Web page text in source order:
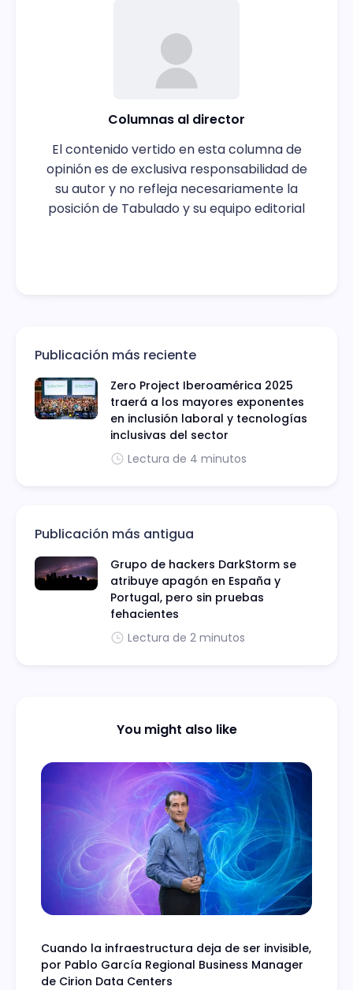
Columnas al director
El contenido vertido en esta columna de
opinión es de exclusiva responsabilidad de
su autor y no refleja necesariamente la
posición de Tabulado y su equipo editorial
Publicación más reciente
Zero Project Iberoamérica 2025
traerá a los mayores exponentes
en inclusión laboral y tecnologías
inclusivas del sector
Lectura de 4 minutos
Publicación más antigua
Grupo de hackers DarkStorm se
atribuye apagón en España y
Portugal, pero sin pruebas
fehacientes
Lectura de 2 minutos
You might also like
Cuando la infraestructura deja de ser invisible,
por Pablo García Regional Business Manager
de Cirion Data Centers